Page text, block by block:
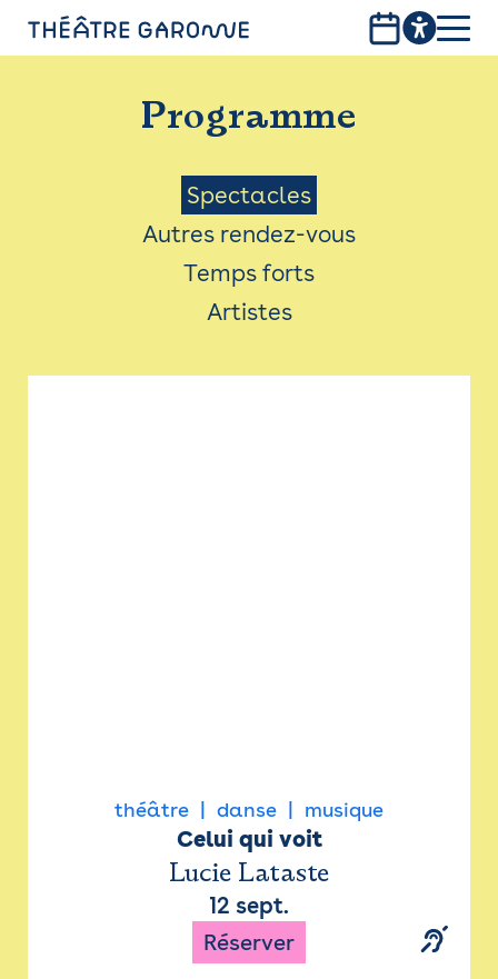
PROGRAMME
INFOS PRATIQUES
AVEC LES PUBLICS
ACCESSIBILITÉ
LES PRODUCTIONS
Programme
Menu
Saison
Spectacles
Autres rendez-vous
Temps forts
Artistes
théâtre danse musique
Celui qui voit
Lucie Lataste
12 sept.
Réserver